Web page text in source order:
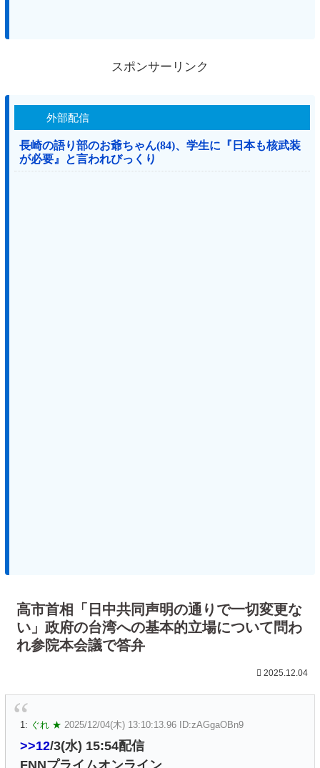
スポンサーリンク
外部配信
長崎の語り部のお爺ちゃん(84)、学生に『日本も核武装
が必要』と言われびっくり
高市首相「日中共同声明の通りで一切変更な
い」政府の台湾への基本的立場について問わ
れ参院本会議で答弁
2025.12.04
1: ぐれ ★ 2025/12/04(木) 13:10:13.96 ID:zAGgaOBn9
>>12/3(水) 15:54配信
FNNプライムオンライン